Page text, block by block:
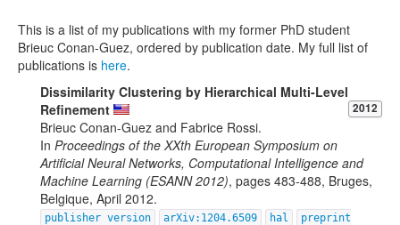
This is a list of my publications with my former PhD student
Brieuc Conan-Guez, ordered by publication date. My full list of
publications is here.
Dissimilarity Clustering by Hierarchical Multi-Level
Refinement
2012
Brieuc Conan-Guez and Fabrice Rossi.
In Proceedings of the XXth European Symposium on
Artificial Neural Networks, Computational Intelligence and
Machine Learning (ESANN 2012), pages 483-488, Bruges,
Belgique, April 2012.
publisher version arXiv:1204.6509 hal
preprint